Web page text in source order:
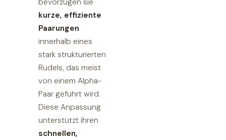
bevorzugen sie
kurze, effiziente
Paarungen
innerhalb eines
stark strukturierten
Rudels, das meist
von einem Alpha-
Paar geführt wird.
Diese Anpassung
unterstützt ihren
schnellen,